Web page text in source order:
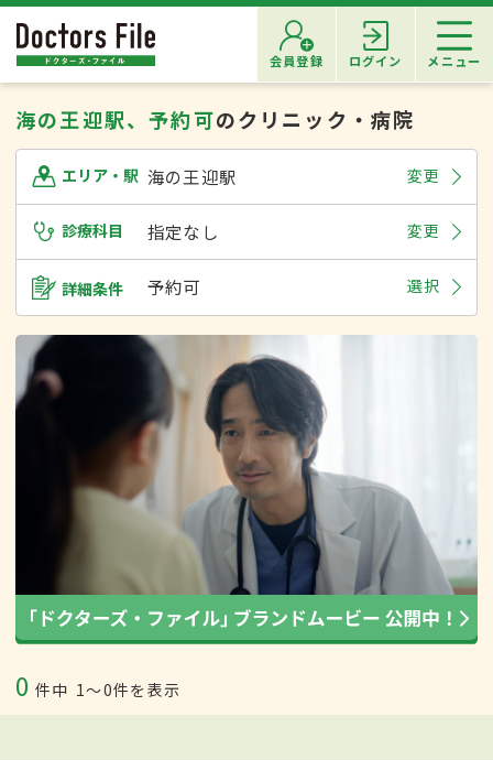
会員登録 ログイン メニュー
海の王迎駅、予約可のクリニック・病院
エリア・駅 海の王迎駅 変更
診療科目 指定なし 変更
詳細条件 予約可 選択
0 件中 1〜0件を表示